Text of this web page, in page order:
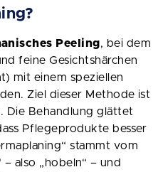
Peeling, bei dem
feine Gesichtshärchen
mit einem speziellen
Ziel dieser Methode ist
Die Behandlung glättet
Pflegeprodukte besser
stammt vom
also „hobeln“ – und